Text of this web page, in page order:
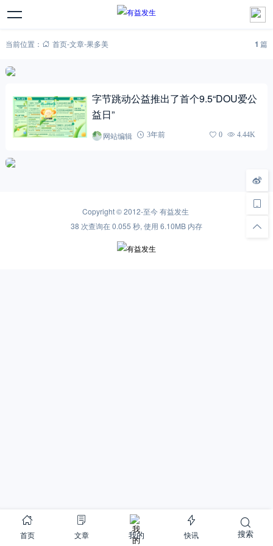
当前位置： 首页-文章-果多美 1 篇
字节跳动公益推出了首个9.5“DOU爱公
益日”
网站编辑 3年前 0 4.44K
Copyright © 2012-至今有益发生
38 次查询在 0.055 秒, 使用 6.10MB 内存
首页 文章 我的 快讯 搜索